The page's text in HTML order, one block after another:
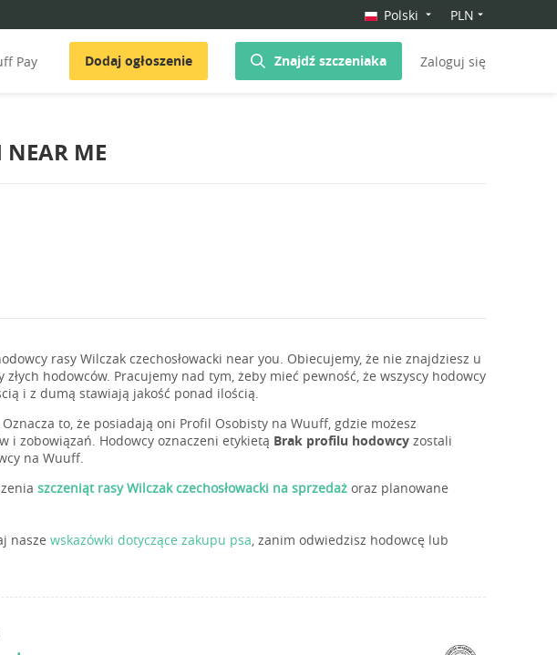
Polski PLN
Pay Dodaj ogłoszenie Znajdź szczeniaka Zaloguj się
NEAR ME
rasy Wilczak czechosłowacki near you. Obiecujemy, że nie znajdziesz u
hodowców. Pracujemy nad tym, żeby mieć pewność, że wszyscy hodowcy
i z dumą stawiają jakość ponad ilością.
to, że posiadają oni Profil Osobisty na Wuuff, gdzie możesz
i zobowiązań. Hodowcy oznaczeni etykietą Brak profilu hodowcy zostali
na Wuuff.
szczeniąt rasy Wilczak czechosłowacki na sprzedaż oraz planowane
nasze wskazówki dotyczące zakupu psa, zanim odwiedzisz hodowcę lub